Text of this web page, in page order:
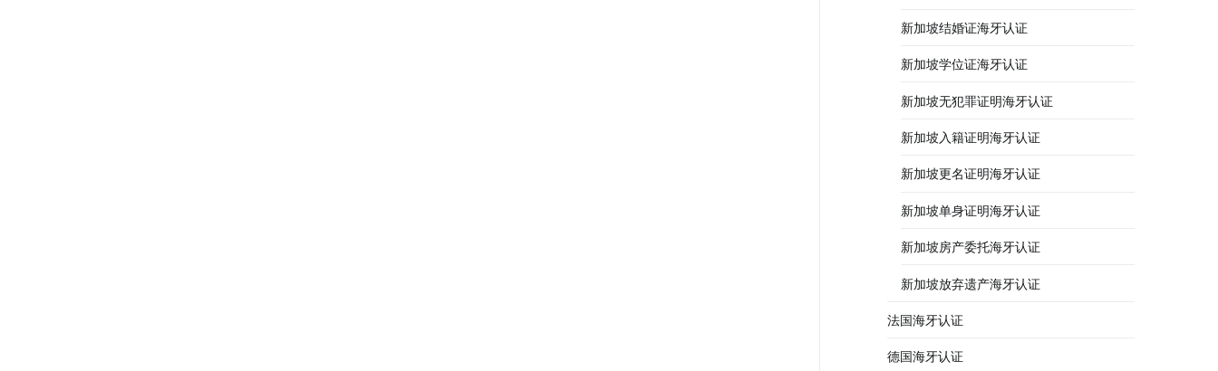
新加坡结婚证海牙认证
新加坡学位证海牙认证
新加坡无犯罪证明海牙认证
新加坡入籍证明海牙认证
新加坡更名证明海牙认证
新加坡单身证明海牙认证
新加坡房产委托海牙认证
新加坡放弃遗产海牙认证
法国海牙认证
德国海牙认证